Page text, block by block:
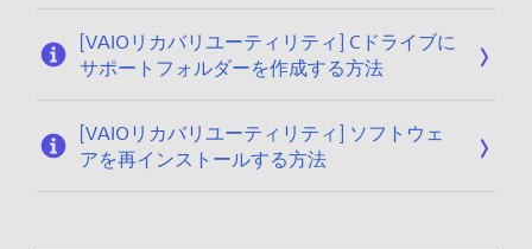
[VAIOリカバリユーティリティ] Cドライブに
サポートフォルダーを作成する方法
[VAIOリカバリユーティリティ] ソフトウェ
アを再インストールする方法